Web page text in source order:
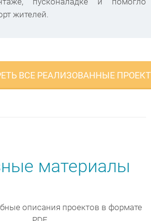
жителей.
ВСЕ РЕАЛИЗОВАННЫЕ
материалы
описания проектов в формате